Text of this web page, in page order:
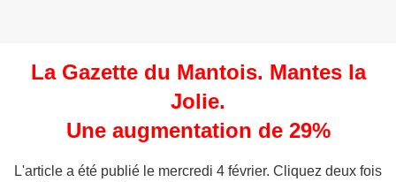
La Gazette du Mantois. Mantes la
Jolie.
Une augmentation de 29%
L'article a été publié le mercredi 4 février. Cliquez deux fois